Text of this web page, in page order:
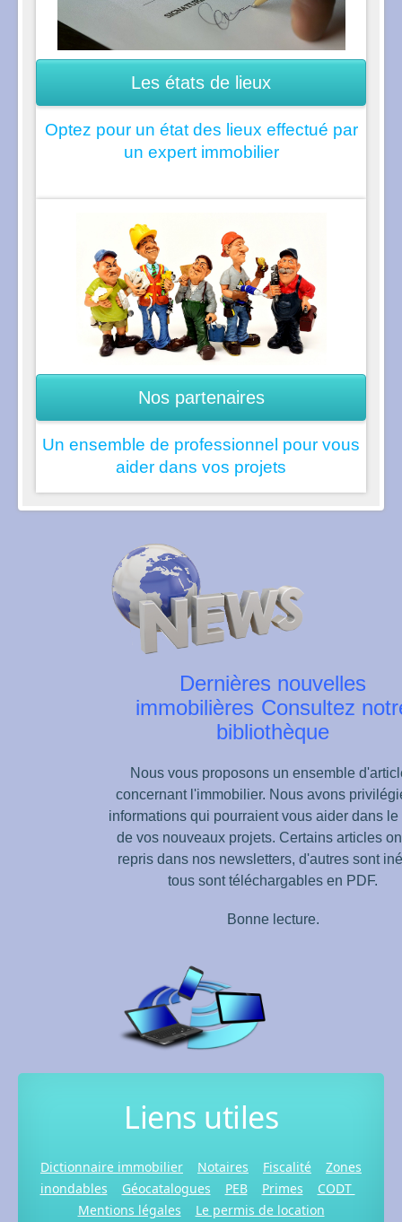
Les états de lieux
Optez pour un état des lieux effectué par
un expert immobilier
Nos partenaires
Un ensemble de professionnel pour vous
aider dans vos projets
Dernières nouvelles
immobilières Consultez
bibliothèque
Nous vous proposons un ensemble
concernant l'immobilier. Nous avons
informations qui pourraient vous aider dans le
de vos nouveaux projets. Certains articles
repris dans nos newsletters, d'autres sont
tous sont téléchargables en PDF.
Bonne lecture.
Liens utiles
Dictionnaire immobilier Notaires Fiscalité
Zones
inondables
Géocatalogues PEB Primes
CODT
Mentions légales
Le permis de location